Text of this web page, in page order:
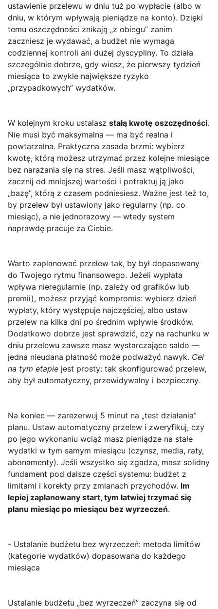
ustawienie przelewu w dniu tuż po wypłacie (albo w
dniu, w którym wpływają pieniądze na konto). Dzięki
temu oszczędności znikają „z obiegu” zanim
zaczniesz je wydawać, a budżet nie wymaga
codziennej kontroli ani dużej dyscypliny. To działa
szczególnie dobrze, gdy wiesz, że pierwszy tydzień
miesiąca to zwykle największe ryzyko
„przypadkowych” wydatków.
W kolejnym kroku ustalasz stałą kwotę oszczędności.
Nie musi być maksymalna — ma być realna i
powtarzalna. Praktyczna zasada brzmi: wybierz
kwotę, którą możesz utrzymać przez kolejne miesiące
bez narażania się na stres. Jeśli masz wątpliwości,
zacznij od mniejszej wartości i potraktuj ją jako
„bazę”, którą z czasem podniesiesz. Ważne jest też to,
by przelew był ustawiony jako regularny (np. co
miesiąc), a nie jednorazowy — wtedy system
naprawdę pracuje za Ciebie.
Warto zaplanować przelew tak, by był dopasowany
do Twojego rytmu finansowego. Jeżeli wypłata
wpływa nieregularnie (np. zależy od grafików lub
premii), możesz przyjąć kompromis: wybierz dzień
wypłaty, który występuje najczęściej, albo ustaw
przelew na kilka dni po średnim wpływie środków.
Dodatkowo dobrze jest sprawdzić, czy na rachunku w
dniu przelewu zawsze masz wystarczające saldo —
jedna nieudana płatność może podważyć nawyk. Cel
na tym etapie jest prosty: tak skonfigurować przelew,
aby był automatyczny, przewidywalny i bezpieczny.
Na koniec — zarezerwuj 5 minut na „test działania”
planu. Ustaw automatyczny przelew i zweryfikuj, czy
po jego wykonaniu wciąż masz pieniądze na stałe
wydatki w tym samym miesiącu (czynsz, media, raty,
abonamenty). Jeśli wszystko się zgadza, masz solidny
fundament pod dalsze części systemu: budżet z
limitami i korekty przy zmianach przychodów. Im
lepiej zaplanowany start, tym łatwiej trzymać się
planu miesiąc po miesiącu bez wyrzeczeń.
- Ustalanie budżetu bez wyrzeczeń: metoda limitów
(kategorie wydatków) dopasowana do każdego
miesiąca
Ustalanie budżetu „bez wyrzeczeń” zaczyna się od